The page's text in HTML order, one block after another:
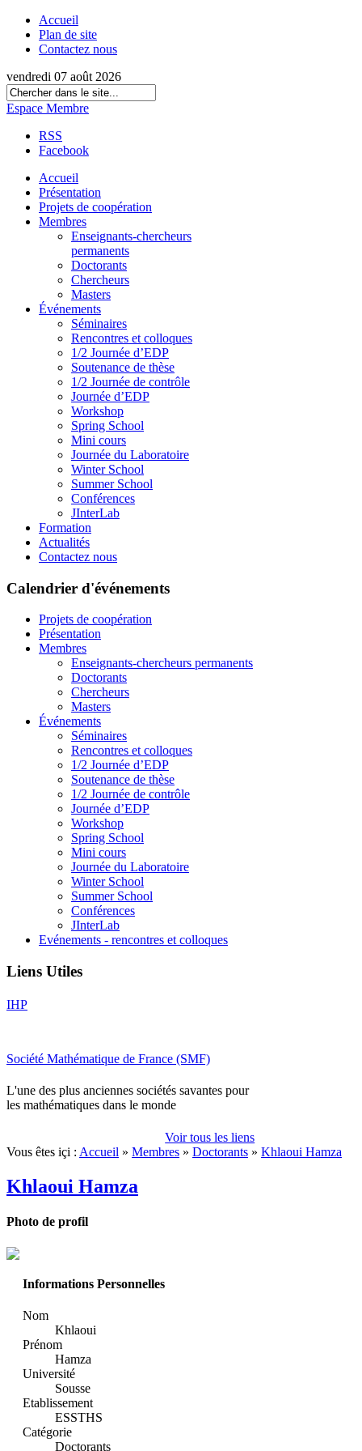
Accueil
Plan de site
Contactez nous
vendredi 07 août 2026
Espace Membre
RSS
Facebook
Accueil
Présentation
Projets de coopération
Membres
Enseignants-chercheurs
permanents
Doctorants
Chercheurs
Masters
Événements
Séminaires
Rencontres et colloques
1/2 Journée d’EDP
Soutenance de thèse
1/2 Journée de contrôle
Journée d’EDP
Workshop
Spring School
Mini cours
Journée du Laboratoire
Winter School
Summer School
Conférences
JInterLab
Formation
Actualités
Contactez nous
Calendrier d'événements
Projets de coopération
Présentation
Membres
Enseignants-chercheurs permanents
Doctorants
Chercheurs
Masters
Événements
Séminaires
Rencontres et colloques
1/2 Journée d’EDP
Soutenance de thèse
1/2 Journée de contrôle
Journée d’EDP
Workshop
Spring School
Mini cours
Journée du Laboratoire
Winter School
Summer School
Conférences
JInterLab
Evénements - rencontres et colloques
Liens Utiles
IHP
Société Mathématique de France (SMF)
L'une des plus anciennes sociétés savantes pour
les mathématiques dans le monde
Voir tous les liens
Vous êtes içi : Accueil » Membres » Doctorants » Khlaoui Hamza
Khlaoui Hamza
Photo de profil
Informations Personnelles
Nom
Khlaoui
Prénom
Hamza
Université
Sousse
Etablissement
ESSTHS
Catégorie
Doctorants